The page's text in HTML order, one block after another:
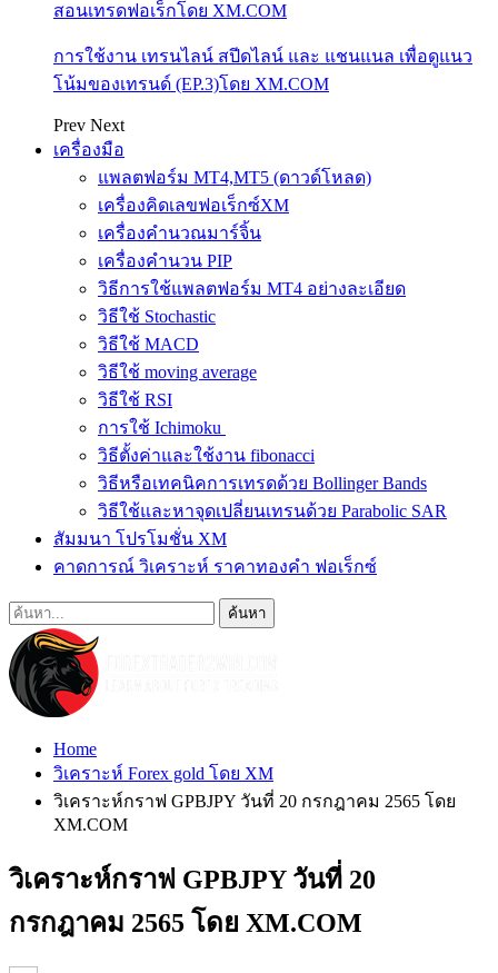
สอนเทรดฟอเร็กโดย XM.COM
การใช้งาน เทรนไลน์ สปีดไลน์ และ แชนแนล เพื่อดูแนว
โน้มของเทรนด์ (EP.3)โดย XM.COM
Prev Next
เครื่องมือ
แพลตฟอร์ม MT4,MT5 (ดาวด์โหลด)
เครื่องคิดเลขฟอเร็กซ์XM
เครื่องคำนวณมาร์จิ้น
เครื่องคำนวน PIP
วิธีการใช้แพลตฟอร์ม MT4 อย่างละเอียด
วิธีใช้ Stochastic
วิธีใช้ MACD
วิธีใช้ moving average
วิธีใช้ RSI
การใช้ Ichimoku
วิธีตั้งค่าและใช้งาน fibonacci
วิธีหรือเทคนิคการเทรดด้วย Bollinger Bands
วิธีใช้และหาจุดเปลี่ยนเทรนด้วย Parabolic SAR
สัมมนา โปรโมชั่น XM
คาดการณ์ วิเคราะห์ ราคาทองคำ ฟอเร็กซ์
Home
วิเคราะห์ Forex gold โดย XM
วิเคราะห์กราฟ GPBJPY วันที่ 20 กรกฎาคม 2565 โดย
XM.COM
วิเคราะห์กราฟ GPBJPY วันที่ 20
กรกฎาคม 2565 โดย XM.COM